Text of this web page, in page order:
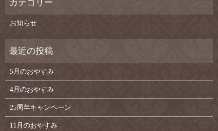
お知らせ
5月のおやすみ
4月のおやすみ
25周年キャンペーン
11月のおやすみ